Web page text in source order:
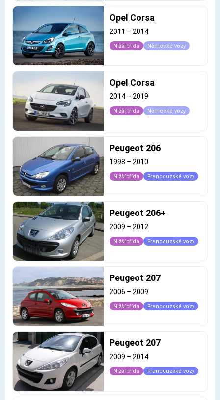
Opel Corsa
2011 – 2014
Nižší třída Německé vozy
Opel Corsa
2014 – 2019
Nižší třída Německé vozy
Peugeot 206
1998 – 2010
Nižší třída Francouzské vozy
Peugeot 206+
2009 – 2012
Nižší třída Francouzské vozy
Peugeot 207
2006 – 2009
Nižší třída Francouzské vozy
Peugeot 207
2009 – 2014
Nižší třída Francouzské vozy